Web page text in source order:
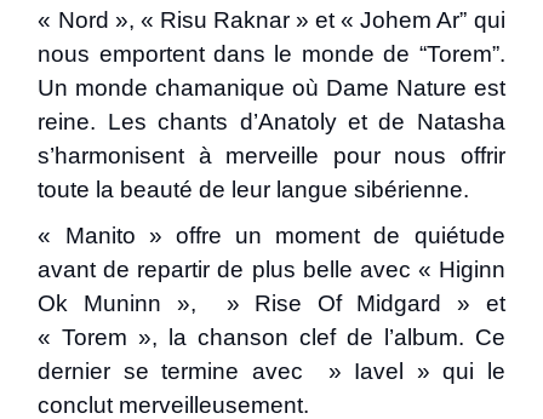
« Nord », « Risu Raknar » et « Johem Ar” qui
nous emportent dans le monde de “Torem”.
Un monde chamanique où Dame Nature est
reine. Les chants d’Anatoly et de Natasha
s’harmonisent à merveille pour nous offrir
toute la beauté de leur langue sibérienne.
« Manito » offre un moment de quiétude
avant de repartir de plus belle avec « Higinn
Ok Muninn », » Rise Of Midgard » et
« Torem », la chanson clef de l’album. Ce
dernier se termine avec » Iavel » qui le
conclut merveilleusement.